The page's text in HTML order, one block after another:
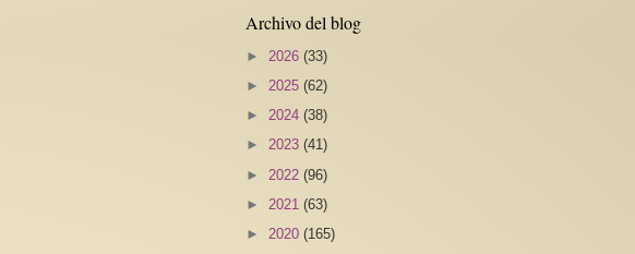
Archivo del blog
► 2026 (33)
► 2025 (62)
► 2024 (38)
► 2023 (41)
► 2022 (96)
► 2021 (63)
► 2020 (165)